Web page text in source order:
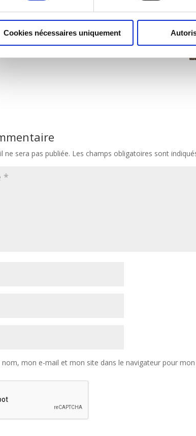
Cookies nécessaires uniquement
Monot chanteuse lyrique soliste mezzo-soprano
ne sera pas publiée. Les champs obligatoires sont
nom, mon e-mail et mon site dans le navigateur pour